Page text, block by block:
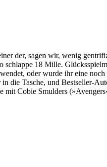
der, sagen wir, wenig
18 Mille.
oder wurde ihr eine noch
Tasche, und Bestseller-
mit Cobie Smulders